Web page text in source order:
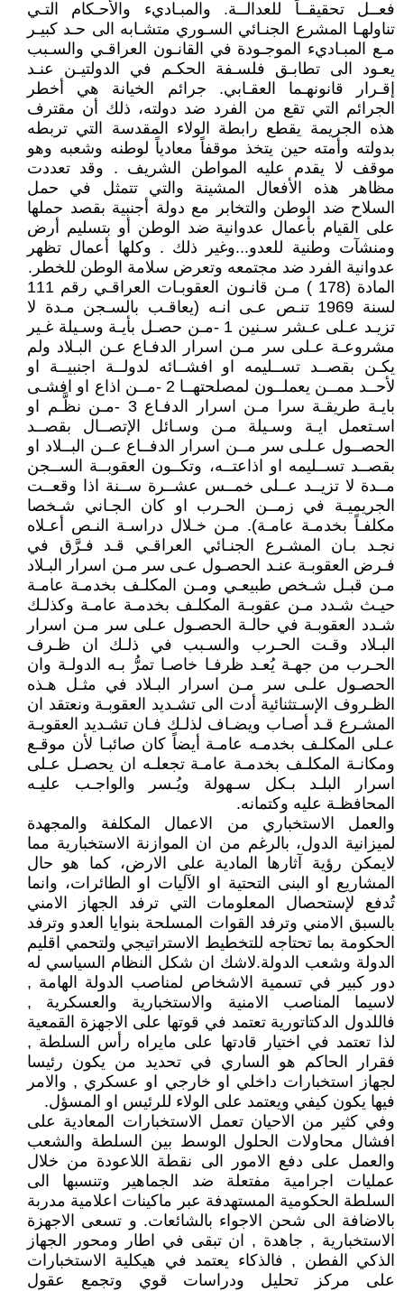
فعــل تحقيقــاً للعدالــة. والمبـاديء والأحـكام التـي
تناولهـا المشرع الجنـائي السـوري متشـابه الى حـد كبيـر
مـع المبـاديء الموجـودة في القانـون العراقـي والسـبب
يعـود الى تطابـق فلسـفة الحكـم في الدولتيـن عنـد
إقـرار قانونهـما العقـابي. جرائم الخيانة هي أخطر
الجرائم التي تقع من الفرد ضد دولته، ذلك أن مقترف
هذه الجريمة يقطع رابطة الولاء المقدسة التي تربطه
بدولته وأمته حين يتخذ موقفاً معادياً لوطنه وشعبه وهو
موقف لا يقدم عليه المواطن الشريف . وقد تعددت
مظاهر هذه الأفعال المشينة والتي تتمثل في حمل
السلاح ضد الوطن والتخابر مع دولة أجنبية بقصد حملها
على القيام بأعمال عدوانية ضد الوطن أو بتسليم أرض
ومنشآت وطنية للعدو...وغير ذلك . وكلها أعمال تظهر
عدوانية الفرد ضد مجتمعه وتعرض سلامة الوطن للخطر.
المادة (178 ) مـن قانـون العقوبـات العراقـي رقم 111
لسنة 1969 تنـص عـى انـه (يعاقـب بالسـجن مـدة لا
تزيـد عـلى عـشر سـنين 1 -مـن حصـل بأيـة وسـيلة غـير
مشروعـة عـلى سر مـن اسرار الدفـاع عـن البـلاد ولم
يكـن بقصــد تســليمه او افشــائه لدولــة اجنبيــة او
لأحــد ممــن يعملــون لمصلحتهــا 2 -مــن اذاع او افشـى
بايـة طريقـة سرا مـن اسرار الدفـاع 3 -مـن نظَّـم او
اسـتعمل ايـة وسـيلة مـن وسـائل الإتصــال بقصــد
الحصــول عـلـى سر مــن اسرار الدفــاع عــن البــلاد او
بقصــد تســليمه او اذاعتــه، وتكــون العقوبــة الســجن
مــدة لا تزيــد عــلى خمــس عشــرة ســنة اذا وقعــت
الجريميـة في زمــن الحـرب او كان الجـاني شـخصا
مكلفـاً بخدمـة عامـة). مـن خـلال دراسـة النـص أعـلاه
نجـد بـان المشـرع الجنـائي العراقـي قـد فـرَّق في
فـرض العقوبـة عنـد الحصـول عـى سر مـن اسرار البـلاد
مـن قبـل شـخص طبيعـي ومـن المكلـف بخدمـة عامـة
حيـث شـدد مـن عقوبـة المكلـف بخدمـة عامـة وكذلـك
شـدد العقوبـة في حالـة الحصـول عـلى سر مـن اسرار
البـلاد وقـت الحـرب والسـبب في ذلـك ان ظـرف
الحـرب من جهـة يُعـد ظرفـا خاصـا تمرُّ بـه الدولـة وان
الحصـول علـى سر مـن اسرار البـلاد في مثـل هـذه
الظـروف الإسـتثنائية أدت الى تشـديد العقوبـة ونعتقد ان
المشـرع قـد أصـاب ويضـاف لذلـك فـان تشـديد العقوبـة
عـلى المكلـف بخدمـه عامـة أيضاً كان صائبـا لأن موقـع
ومكانـة المكلـف بخدمـة عامـة تجعلـه ان يحصـل عـلى
اسرار البلـد بـكل سـهولة ويُـسر والواجـب عليـه
المحافظـة عليه وكتمانه.
والعمل الاستخباري من الاعمال المكلفة والمجهدة
لميزانية الدول، بالرغم من ان الموازنة الاستخبارية مما
لايمكن رؤية آثارها المادية على الارض، كما هو حال
المشاريع او البنى التحتية او الآليات او الطائرات، وانما
تُدفع لإستحصال المعلومات التي ترفد الجهاز الامني
بالسبق الامني وترفد القوات المسلحة بنوايا العدو وترفد
الحكومة بما تحتاجه للتخطيط الاستراتيجي ولتحمي اقليم
الدولة وشعب الدولة.لاشك ان شكل النظام السياسي له
دور كبير في تسمية الاشخاص لمناصب الدولة الهامة ,
لاسيما المناصب الامنية والاستخبارية والعسكرية ,
فاللدول الدكتاتورية تعتمد في قوتها على الاجهزة القمعية
لذا تعتمد في اختيار قادتها على مايراه رأس السلطة ,
فقرار الحاكم هو الساري في تحديد من يكون رئيسا
لجهاز استخبارات داخلي او خارجي او عسكري , والامر
فيها يكون كيفي ويعتمد على الولاء للرئيس او المسؤل.
وفي كثير من الاحيان تعمل الاستخبارات المعادية على
افشال محاولات الحلول الوسط بين السلطة والشعب
والعمل على دفع الامور الى نقطة اللاعودة من خلال
عمليات اجرامية مفتعلة ضد الجماهير وتنسبها الى
السلطة الحكومية المستهدفة عبر ماكينات اعلامية مدربة
بالاضافة الى شحن الاجواء بالشائعات. و تسعى الاجهزة
الاستخبارية , جاهدة , ان تبقى في اطار ومحور الجهاز
الذكي الفطن , فالذكاء يعتمد في هيكلية الاستخبارات
على مركز تحليل ودراسات قوي وتجمع عقول